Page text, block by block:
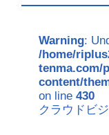
Warning:
/home/
tenma.com/
content/
on line430
クラウドビ